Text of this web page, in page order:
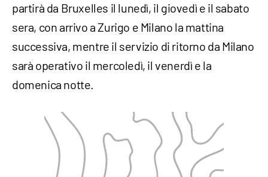
partirà da Bruxelles il lunedì, il giovedì e il sabato
sera, con arrivo a Zurigo e Milano la mattina
successiva, mentre il servizio di ritorno da Milano
sarà operativo il mercoledì, il venerdì e la
domenica notte.